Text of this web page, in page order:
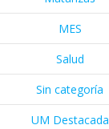
MES
Salud
Sin categoría
UM Destacada